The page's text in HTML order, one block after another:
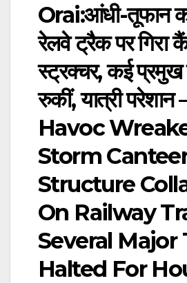
Orai:आंधी-तूफान
रेलवे ट्रैक पर गिरा
स्ट्रक्चर, कई प्रमुख
रुकीं, यात्री
Havoc
Storm
Structure
On Railway
Several Major
Halted For